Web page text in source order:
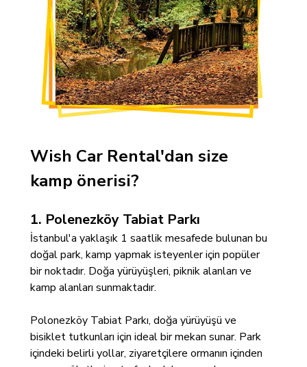
Wish Car Rental'dan size
kamp önerisi?
1. Polenezköy Tabiat Parkı
İstanbul'a yaklaşık 1 saatlik mesafede bulunan bu
doğal park, kamp yapmak isteyenler için popüler
bir noktadır. Doğa yürüyüşleri, piknik alanları ve
kamp alanları sunmaktadır.
Polonezköy Tabiat Parkı, doğa yürüyüşü ve
bisiklet tutkunları için ideal bir mekan sunar. Park
içindeki belirli yollar, ziyaretçilere ormanın içinden